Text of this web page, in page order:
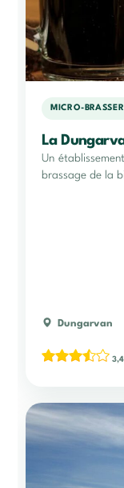
MICRO-
La
Un
brassage de la
Dungarvan